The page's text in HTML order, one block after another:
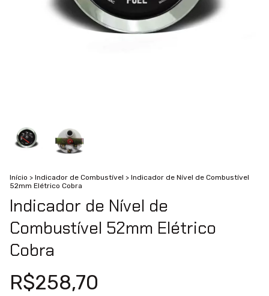
Início > Indicador de Combustível > Indicador de Nível de Combustível
52mm Elétrico Cobra
Indicador de Nível de
Combustível 52mm Elétrico
Cobra
R$258,70